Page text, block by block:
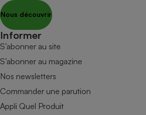
Nous découvrir
Informer
S’abonner au site
S’abonner au magazine
Nos newsletters
Commander une parution
Appli Quel Produit